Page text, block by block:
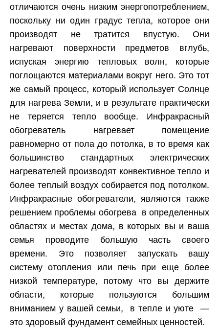
отличаются очень низким энергопотреблением,
поскольку ни один градус тепла, которое они
производят не тратится впустую. Они
нагревают поверхности предметов вглубь,
испуская энергию тепловых волн, которые
поглощаются материалами вокруг него. Это тот
же самый процесс, который использует Солнце
для нагрева Земли, и в результате практически
не теряется тепло вообще. Инфракрасный
обогреватель нагревает помещение
равномерно от пола до потолка, в то время как
большинство стандартных электрических
нагревателей производят конвективное тепло и
более теплый воздух собирается под потолком.
Инфракрасные обогреватели, являются также
решением проблемы обогрева в определенных
областях и местах дома, в которых вы и ваша
семья проводите большую часть своего
времени. Это позволяет запускать вашу
систему отопления или печь при еще более
низкой температуре, потому что вы держите
области, которые пользуются большим
вниманием у вашей семьи, в тепле и уюте —
это здоровый фундамент семейных ценностей.